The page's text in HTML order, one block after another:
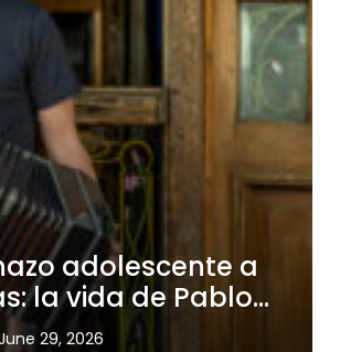
adolescente a
la vida de Pablo
bandoneones
29, 2026